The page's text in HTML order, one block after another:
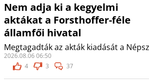
Nem adja ki a kegyelmi
aktákat a Forsthoffer-féle
államfői hivatal
Megtagadták az akták kiadását a
2026.08.06 06:50
4
3 37